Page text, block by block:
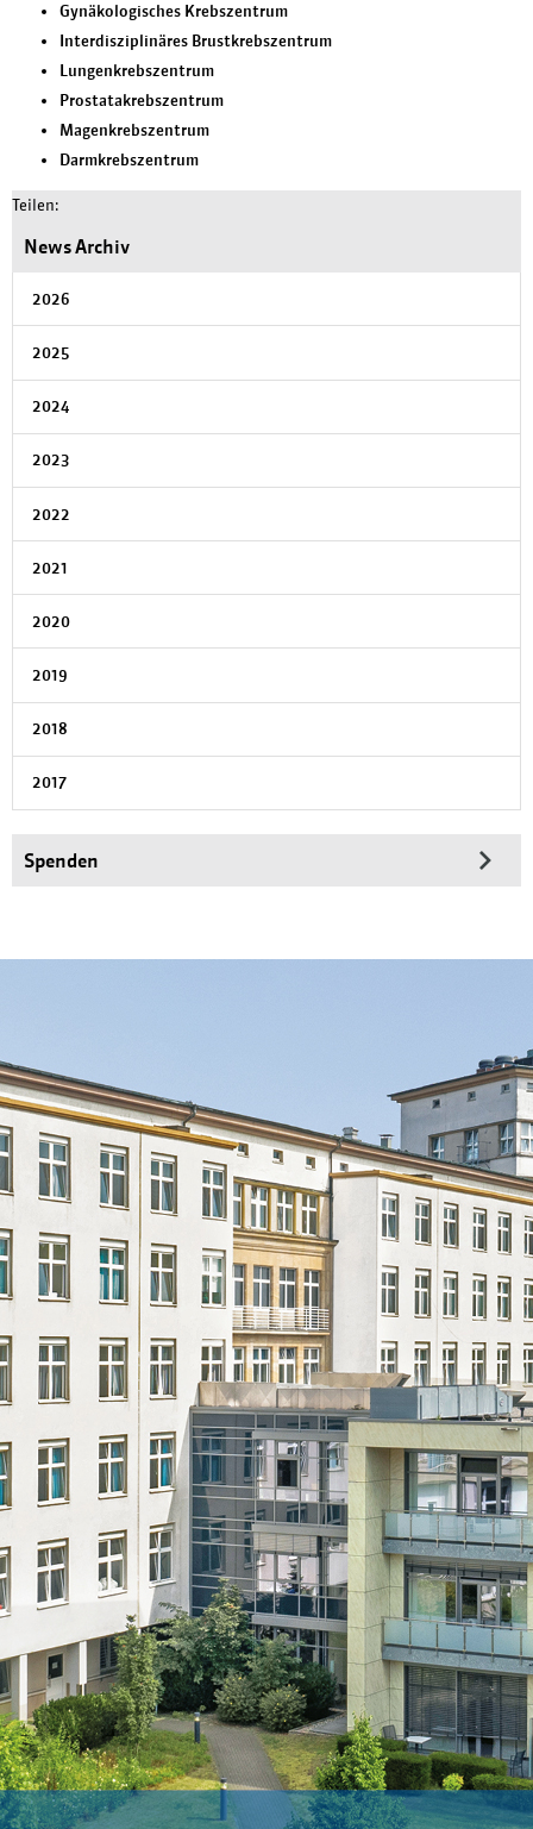
Gynäkologisches Krebszentrum
Interdisziplinäres Brustkrebszentrum
Lungenkrebszentrum
Prostatakrebszentrum
Magenkrebszentrum
Darmkrebszentrum
Teilen:
News Archiv
2026
2025
2024
2023
2022
2021
2020
2019
2018
2017
Spenden